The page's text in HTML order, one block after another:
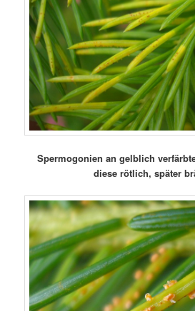
Spermogonien an gelblich
diese rötlich, später